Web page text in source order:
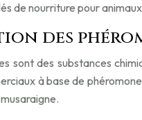
de nourriture pour
des
sont des substances
à base de